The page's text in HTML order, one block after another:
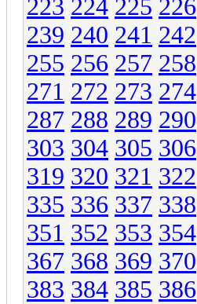
223 224 225 226
239 240 241 242
255 256 257 258
271 272 273 274
287 288 289 290
303 304 305 306
319 320 321 322
335 336 337 338
351 352 353 354
367 368 369 370
383 384 385 386